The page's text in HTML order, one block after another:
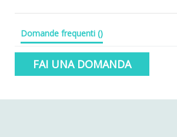
Domande frequenti ()
FAI UNA DOMANDA